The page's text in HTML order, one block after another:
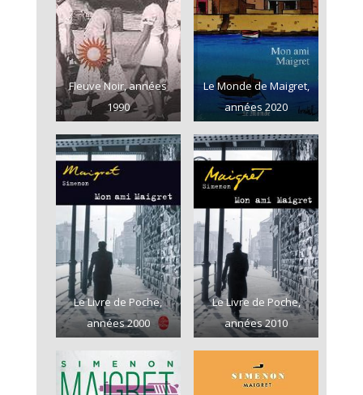
Fleuve Noir, années
1990
Le Monde de Maigret,
années 2020
Le Livre de Poche,
années 2000
Le Livre de Poche,
années 2010